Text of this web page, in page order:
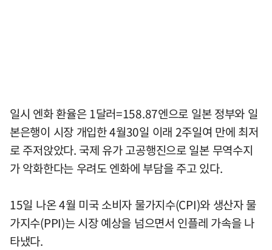
일시 엔화 환율은 1달러=158.87엔으로 일본 정부와 일
본은행이 시장 개입한 4월30일 이래 2주일여 만에 최저
로 주저앉았다. 국제 유가 고공행진으로 일본 무역수지
가 악화한다는 우려도 엔화에 부담을 주고 있다.
15일 나온 4월 미국 소비자 물가지수(CPI)와 생산자 물
가지수(PPI)는 시장 예상을 넘으면서 인플레 가속을 나
타냈다.